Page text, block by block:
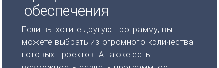
обеспечения
Если вы хотите другую программу, вы
можете выбрать из огромного количества
готовых проектов. А также есть